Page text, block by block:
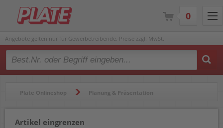
Angebote gelten nur für Gewerbetreibende. Preise zzgl. MwSt.
Type 2 or more characters for results.
Plate Onlineshop Planung & Präsentation
Artikel eingrenzen
0